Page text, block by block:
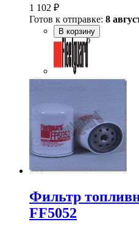
1 102 ₽
Готов к отправке: 8
В корзину
Фильтр
FF5052